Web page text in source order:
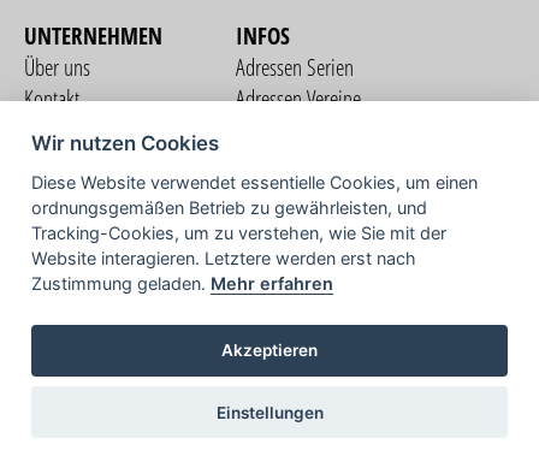
UNTERNEHMEN
Über uns
Kontakt
Nutzungsbedingungen
Datenschutzerklärung
Impressum
INFOS
Adressen Serien
Adressen Vereine
COMMUNITY
TV
Wir nutzen Cookies
Diese Website verwendet essentielle Cookies, um einen
ordnungsgemäßen Betrieb zu gewährleisten, und
Tracking-Cookies, um zu verstehen, wie Sie mit der
Website interagieren. Letztere werden erst nach
Zustimmung geladen. Mehr erfahren
Akzeptieren
Einstellungen